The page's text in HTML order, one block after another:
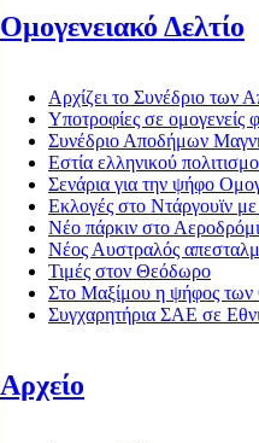
Ομογενειακό Δελτίο
Αρχίζει το Συνέδριο
Υποτροφίες σε ομογενείς
Συνέδριο Αποδήμων
Εστία ελληνικού
Σενάρια για την ψήφο
Εκλογές στο Ντάργουϊν με
Νέο πάρκιν στο
Nέος Αυστραλός
Τιμές στον Θεόδωρο
Στο Μαξίμου η ψήφος
Συγχαρητήρια ΣΑΕ σε
Αρχείο